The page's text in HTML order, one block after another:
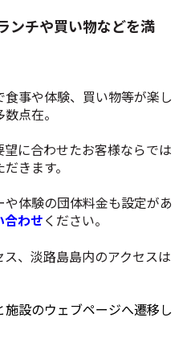
ンチや買い物などを満
事や体験、買い物等が楽し
点在。
に合わせたお客様ならでは
きます。
体験の団体料金も設定があ
合わせください。
、淡路島島内のアクセスは
設のウェブページへ遷移し